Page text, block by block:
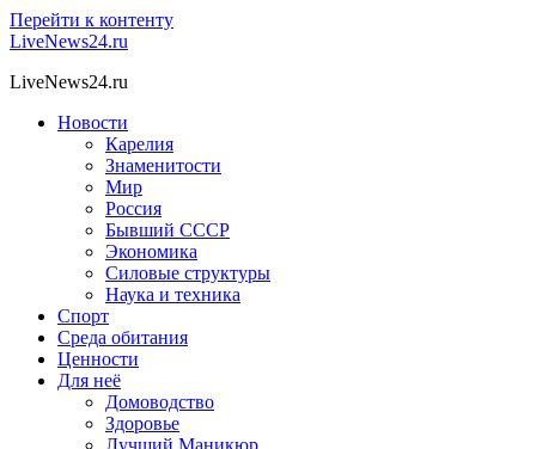
Перейти к контенту
LiveNews24.ru
LiveNews24.ru
Новости
Карелия
Знаменитости
Мир
Россия
Бывший СССР
Экономика
Силовые структуры
Наука и техника
Спорт
Среда обитания
Ценности
Для неё
Домоводство
Здоровье
Лучший Маникюр